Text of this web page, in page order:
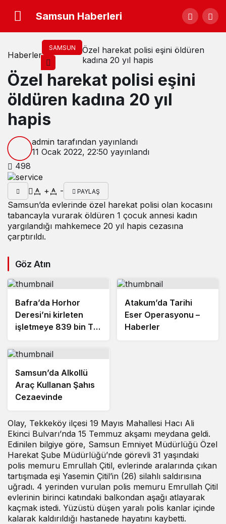
Samsun Haberleri
Haberler
SAMSUN
Özel harekat polisi eşini öldüren
kadına 20 yıl hapis
Özel harekat polisi eşini
öldüren kadına 20 yıl
hapis
admin tarafından yayınlandı
11 Ocak 2022, 22:50 yayınlandı
498
+ - PAYLAŞ
Samsun’da evlerinde özel harekat polisi olan kocasını
tabancayla vurarak öldüren 1 çocuk annesi kadın
yargılandığı mahkemece 20 yıl hapis cezasına
çarptırıldı.
Göz Atın
Bafra’da Horhor
Deresi’ni kirleten
işletmeye 839 bin TL
Atakum’da Tarihi
Eser Operasyonu –
Haberler
Samsun’da Alkollü
Araç Kullanan Şahıs
Cezaevinde
Olay, Tekkeköy ilçesi 19 Mayıs Mahallesi Hacı Ali
Ekinci Bulvarı’nda 15 Temmuz akşamı meydana geldi.
Edinilen bilgiye göre, Samsun Emniyet Müdürlüğü Özel
Harekat Şube Müdürlüğü’nde görevli 31 yaşındaki
polis memuru Emrullah Çitil, evlerinde aralarında çıkan
tartışmada eşi Yasemin Çitil’in (26) silahlı saldırısına
uğradı. 4 yerinden vurulan polis memuru Emrullah Çitil
evlerinin birinci katındaki balkondan aşağı atlayarak
kaçmak istedi. Yüzüstü düşen yaralı polis kanlar içinde
kalarak kaldırıldığı hastanede hayatını kaybetti.